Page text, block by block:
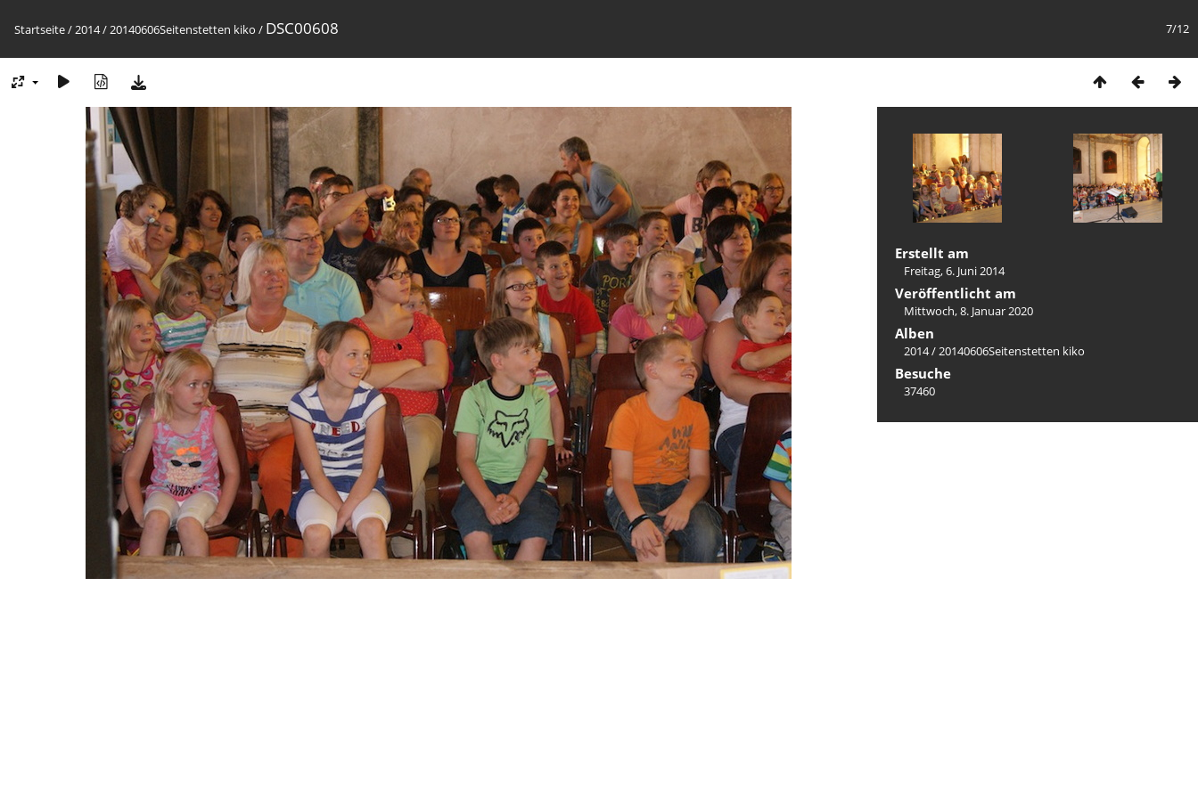
7/12
Startseite/2014/20140606Seitenstetten kiko / DSC00608
Erstellt am
Freitag, 6. Juni 2014
Veröffentlicht am
Mittwoch, 8. Januar 2020
Alben
2014/20140606Seitenstetten kiko
Besuche
37460